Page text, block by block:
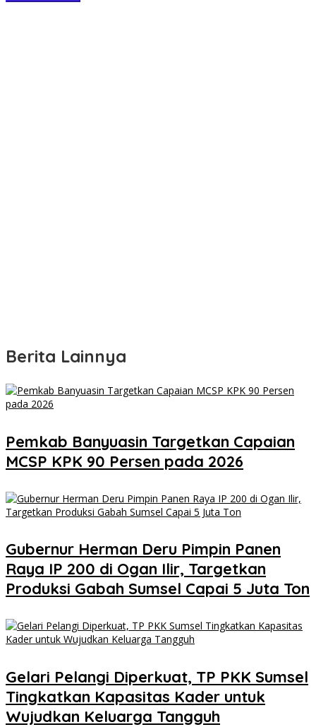
Berita Lainnya
Pemkab Banyuasin Targetkan Capaian
MCSP KPK 90 Persen pada 2026
Gubernur Herman Deru Pimpin Panen
Raya IP 200 di Ogan Ilir, Targetkan
Produksi Gabah Sumsel Capai 5 Juta Ton
Gelari Pelangi Diperkuat, TP PKK Sumsel
Tingkatkan Kapasitas Kader untuk
Wujudkan Keluarga Tangguh